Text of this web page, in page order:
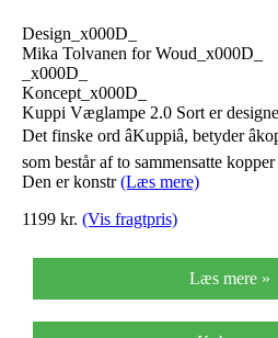
Design_x000D_
Mika Tolvanen for Woud_x000D_
_x000D_
Koncept_x000D_
Kuppi Væglampe 2.0 Sort er
Det finske ord âKuppiâ, betyder
som består af to sammensatte
Den er konstr(Læs mere)
1199 kr. (Vis fragtpris)
Læs mere »